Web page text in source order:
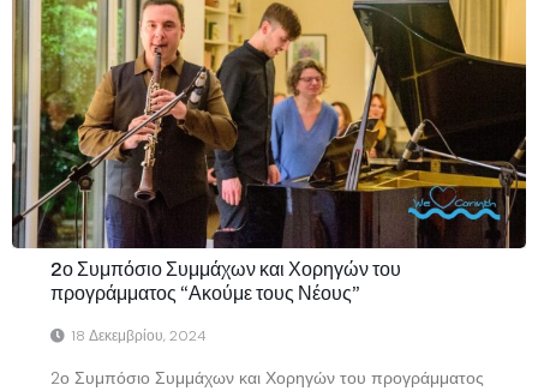
2ο Συμπόσιο Συμμάχων και Χορηγών του
προγράμματος “Ακούμε τους Νέους”
18 Δεκεμβρίου, 2024
2ο Συμπόσιο Συμμάχων και Χορηγών του προγράμματος